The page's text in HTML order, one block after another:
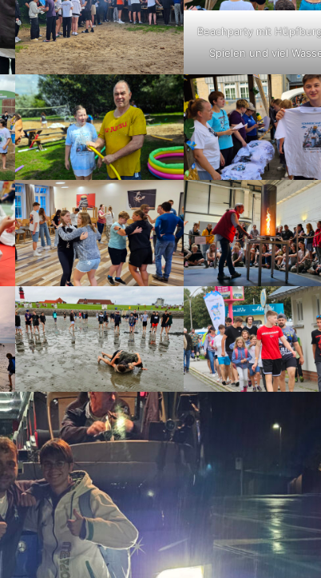
Beachparty mit
Spielen und viel